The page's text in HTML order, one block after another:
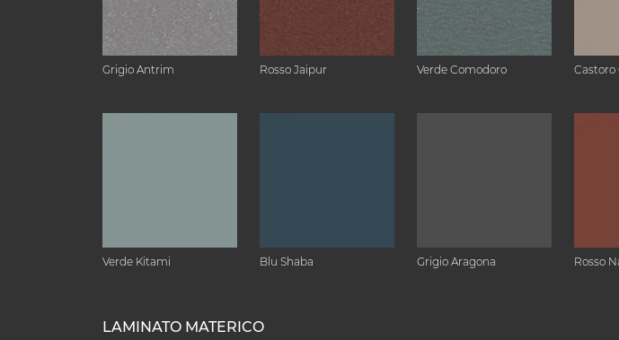
Grigio Antrim Rosso Jaipur Verde Comodoro Castoro
Verde Kitami Blu Shaba Grigio Aragona Rosso
LAMINATO MATERICO